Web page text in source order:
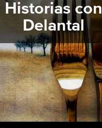
Historias con
Delantal